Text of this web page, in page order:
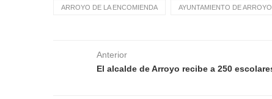
ARROYO DE LA ENCOMIENDA AYUNTAMIENTO DE
Anterior
El alcalde de Arroyo recibe a 250